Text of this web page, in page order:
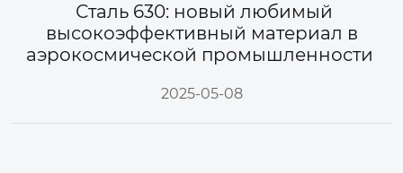
Сталь 630: новый любимый
высокоэффективный материал в
аэрокосмической промышленности
2025-05-08